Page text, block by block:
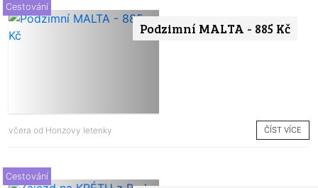
Podzimní MALTA - 885 Kč
Cestování
včera od Honzovy letenky ČÍST VÍCE
Cestování